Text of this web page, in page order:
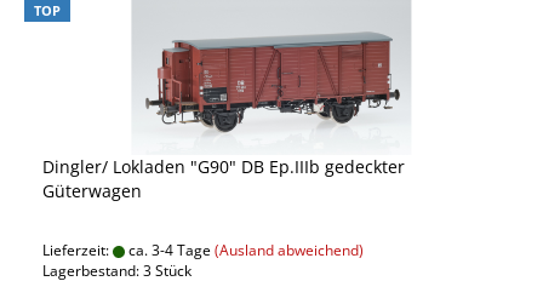
TOP
Dingler/ Lokladen "G90" DB Ep.IIIb gedeckter
Güterwagen
Lieferzeit: ca. 3-4 Tage(Ausland abweichend)
Lagerbestand: 3 Stück